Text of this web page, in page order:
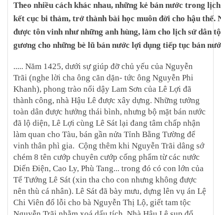
Theo nhiều cách khác nhau, những kẻ bán nước trong
kết cục bi thảm, trở thành bài học muôn đời cho hậu thế.
được tôn vinh như những anh hùng, làm cho lịch sử dân
gương cho những bè lũ bán nước lợi dụng tiếp tục bán
..... Năm 1425, dưới sự giúp đỡ chủ yếu của Nguyễn
Trãi (nghe lời cha ông căn dặn- tức ông Nguyễn Phi
Khanh), phong trào nổi dậy Lam Sơn của Lê Lợi đã
thành công, nhà Hậu Lê được xây dựng. Những tưởng
toàn dân được hưởng thái bình, nhưng bộ mặt bán nước
đã lộ diện, Lê Lợi cùng Lê Sát lại đang tâm chấp nhận
làm quan cho Tàu, bán gần nửa Tỉnh Bằng Tường để
vinh thân phì gia. Cộng thêm khi Nguyễn Trãi dâng sớ
chém 8 tên cướp chuyên cướp cống phẩm từ các nước
Diến Điện, Cao Ly, Phù Tang... trong đó có con lớn của
Tể Tướng Lê Sát (xin tha cho con nhưng không được
nên thù cá nhân). Lê Sát đã bày mưu, dựng lên vụ án Lệ
Chi Viên đổ lỗi cho bà Nguyễn Thị Lộ, giết tam tộc